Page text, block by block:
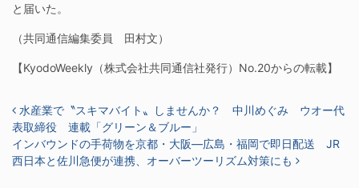
と届いた。
（共同通信編集委員 田村文）
【KyodoWeekly（株式会社共同通信社発行）No.20からの転載】
投稿ナビゲーション
水産業で〝スキマバイト〟しませんか？ 中川めぐみ ウオー代
表取締役 連載「グリーン＆ブルー」
インバウンドの手荷物を京都・大阪―広島・福岡で即日配送 JR
西日本と佐川急便が連携、オーバーツーリズム対策にも